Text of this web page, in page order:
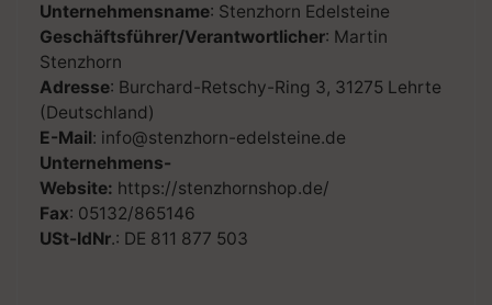
Unternehmensname: Stenzhorn Edelsteine
Geschäftsführer/Verantwortlicher: Martin
Stenzhorn
Adresse: Burchard-Retschy-Ring 3, 31275 Lehrte
(Deutschland)
E-Mail: info@stenzhorn-edelsteine.de
Unternehmens-
Website: https://stenzhornshop.de/
Fax: 05132/865146
USt-IdNr.: DE 811 877 503